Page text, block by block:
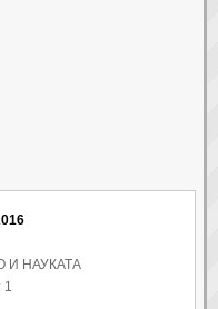
И НАУКАТА
1